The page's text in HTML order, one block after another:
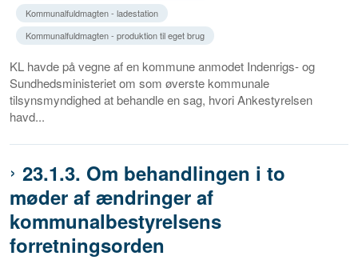
Kommunalfuldmagten - ladestation
Kommunalfuldmagten - produktion til eget brug
KL havde på vegne af en kommune anmodet Indenrigs- og
Sundhedsministeriet om som øverste kommunale
tilsynsmyndighed at behandle en sag, hvori Ankestyrelsen
havd...
23.1.3. Om behandlingen i to
møder af ændringer af
kommunalbestyrelsens
forretningsorden